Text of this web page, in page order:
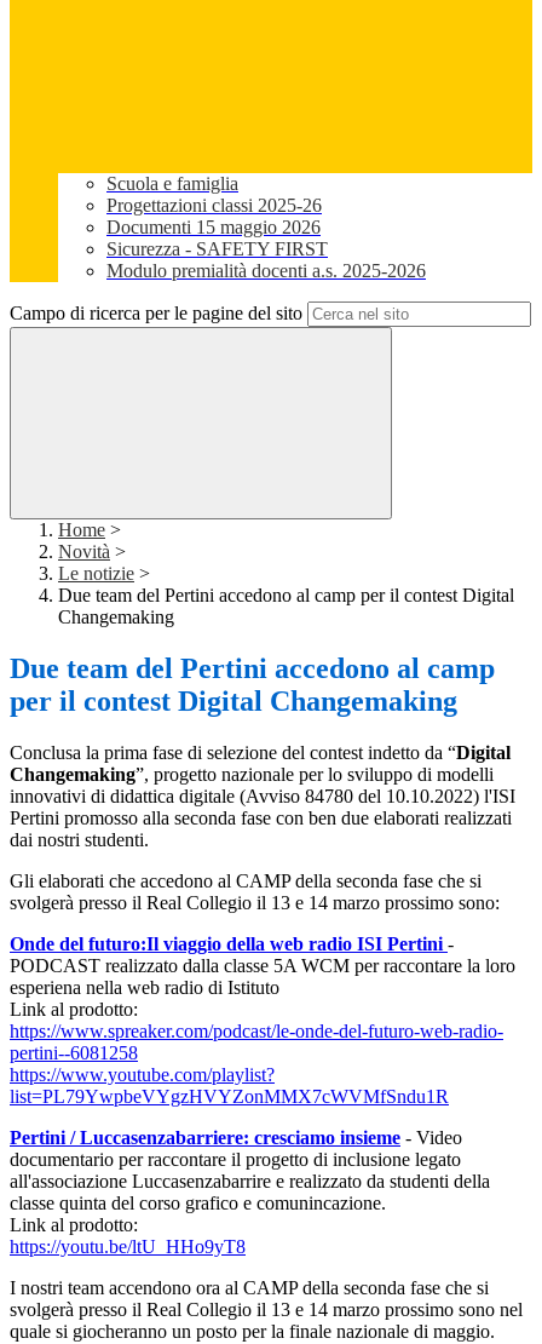
Scuola e famiglia
Progettazioni classi 2025-26
Documenti 15 maggio 2026
Sicurezza - SAFETY FIRST
Modulo premialità docenti a.s. 2025-2026
Campo di ricerca per le pagine del sito
Home >
Novità >
Le notizie >
Due team del Pertini accedono al camp per il contest Digital
Changemaking
Due team del Pertini accedono al camp
per il contest Digital Changemaking
Conclusa la prima fase di selezione del contest indetto da “Digital
Changemaking”, progetto nazionale per lo sviluppo di modelli
innovativi di didattica digitale (Avviso 84780 del 10.10.2022) l'ISI
Pertini promosso alla seconda fase con ben due elaborati realizzati
dai nostri studenti.
Gli elaborati che accedono al CAMP della seconda fase che si
svolgerà presso il Real Collegio il 13 e 14 marzo prossimo sono:
Onde del futuro:Il viaggio della web radio ISI Pertini -
PODCAST realizzato dalla classe 5A WCM per raccontare la loro
esperiena nella web radio di Istituto
Link al prodotto:
https://www.spreaker.com/podcast/le-onde-del-futuro-web-radio-
pertini--6081258
https://www.youtube.com/playlist?
list=PL79YwpbeVYgzHVYZonMMX7cWVMfSndu1R
Pertini / Luccasenzabarriere: cresciamo insieme - Video
documentario per raccontare il progetto di inclusione legato
all'associazione Luccasenzabarrire e realizzato da studenti della
classe quinta del corso grafico e comunincazione.
Link al prodotto:
https://youtu.be/ltU_HHo9yT8
I nostri team accendono ora al CAMP della seconda fase che si
svolgerà presso il Real Collegio il 13 e 14 marzo prossimo sono nel
quale si giocheranno un posto per la finale nazionale di maggio.